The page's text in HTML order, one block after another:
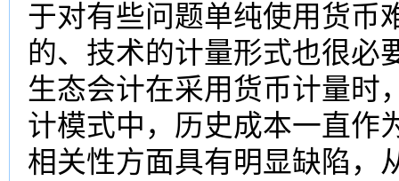
于对有些问题单纯使用货币
的、技术的计量形式也很必
生态会计在采用货币计量时
计模式中，历史成本一直作
相关性方面具有明显缺陷，